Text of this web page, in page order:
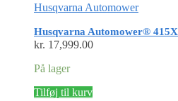
Husqvarna Automower
Husqvarna Automower® 415X
kr. 17,999.00
På lager
Tilføj til kurv